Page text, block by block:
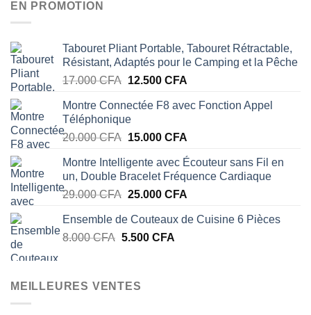
EN PROMOTION
Tabouret Pliant Portable, Tabouret Rétractable,
Résistant, Adaptés pour le Camping et la Pêche
17.000CFA Le
initial
était :
17.000 CFA.
12.500 CFALe
actuel
12.500 CFA.
Montre Connectée F8 avec Fonction Appel
Téléphonique
20.000CFA Le
initial
était :
20.000 CFA.
15.000 CFALe
actuel
est :
15.000 CFA.
Montre Intelligente avec Écouteur sans Fil en
un, Double Bracelet Fréquence Cardiaque
29.000CFA Le
initial
était :
25.000 CFALe
actuel
Ensemble de Couteaux de Cuisine 6 Pièces
8.000CFA Le
était :
5.500 CFALe
MEILLEURES VENTES